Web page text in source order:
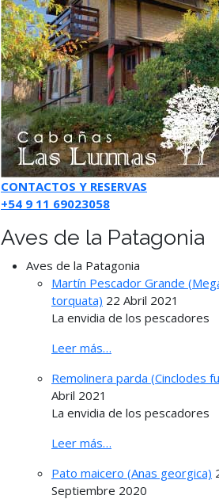
CONTACTOS Y RESERVAS
+54 9 11 69023058
Aves de la Patagonia
Aves de la Patagonia
Martín Pescador Grande
torquata) 22 Abril 2021
La envidia de los pescadores
Leer más…
Remolinera parda (Cinclodes
Abril 2021
La envidia de los pescadores
Leer más…
Pato maicero (Anas georgica)
Septiembre 2020